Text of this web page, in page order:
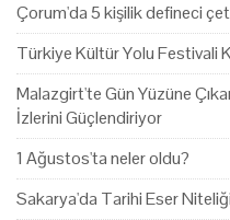
Çorum'da 5 kişilik defineci
Türkiye Kültür Yolu Festivali
Malazgirt'te Gün Yüzüne
İzlerini Güçlendiriyor
1 Ağustos'ta neler oldu?
Sakarya'da Tarihi Eser